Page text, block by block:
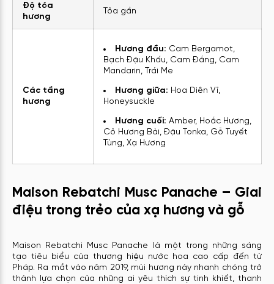
Độ tỏa
hương
Tỏa gần
Các tầng
hương
Hương đầu: Cam Bergamot,
Bạch Đậu Khấu, Cam Đắng, Cam
Mandarin, Trái Me
Hương giữa: Hoa Diên Vĩ,
Honeysuckle
Hương cuối: Amber, Hoắc Hương,
Cỏ Hương Bài, Đậu Tonka, Gỗ Tuyết
Tùng, Xạ Hương
Maison Rebatchi Musc Panache – Giai
điệu trong trẻo của xạ hương và gỗ
Maison Rebatchi Musc Panache là một trong những sáng
tạo tiêu biểu của thương hiệu nước hoa cao cấp đến từ
Pháp. Ra mắt vào năm 2019, mùi hương này nhanh chóng trở
thành lựa chọn của những ai yêu thích sự tinh khiết, thanh